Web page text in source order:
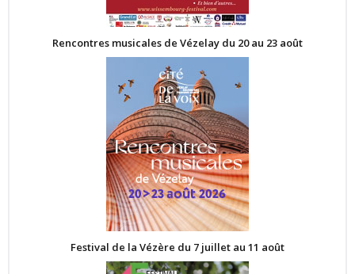
Rencontres musicales de Vézelay du 20 au 23 août
Festival de la Vézère du 7 juillet au 11 août